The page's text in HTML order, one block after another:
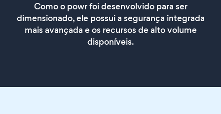
Como o powr foi desenvolvido para ser
dimensionado, ele possui a segurança integrada
mais avançada e os recursos de alto volume
disponíveis.